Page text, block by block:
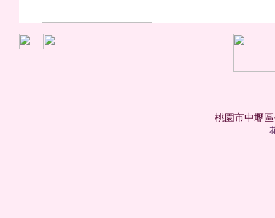
桃園市中壢區